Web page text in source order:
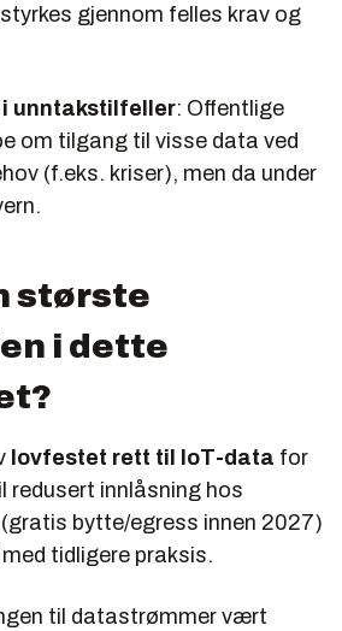
styrkes gjennom felles krav og
unntakstilfeller: Offentlige
om tilgang til visse data ved
(f.eks. kriser), men da under
største
i dette
lovfestet rett til IoT-data for
redusert innlåsning hos
bytte/egress innen 2027)
tidligere praksis.
til datastrømmer vært